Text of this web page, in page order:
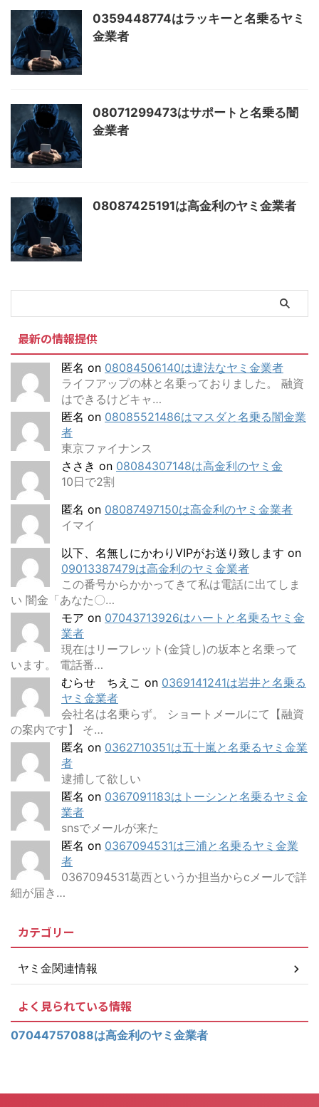
0359448774はラッキーと名乗るヤミ
金業者
08071299473はサポートと名乗る闇
金業者
08087425191は高金利のヤミ金業者
最新の情報提供
匿名 on 08084506140は違法なヤミ金業者
ライフアップの林と名乗っておりました。 融資
はできるけどキャ…
匿名 on 08085521486はマスダと名乗る闇金業
者
東京ファイナンス
ささき on 08084307148は高金利のヤミ金
10日で2割
匿名 on 08087497150は高金利のヤミ金業者
イマイ
以下、名無しにかわりVIPがお送り致します on
09013387479は高金利のヤミ金業者
この番号からかかってきて私は電話に出てしま
い 闇金「あなた〇…
モア on 07043713926はハートと名乗るヤミ金
業者
現在はリーフレット(金貸し)の坂本と名乗って
います。 電話番…
むらせ ちえこ on 0369141241は岩井と名乗る
ヤミ金業者
会社名は名乗らず。 ショートメールにて【融資
の案内です】 そ…
匿名 on 0362710351は五十嵐と名乗るヤミ金業
者
逮捕して欲しい
匿名 on 0367091183はトーシンと名乗るヤミ金
業者
snsでメールが来た
匿名 on 0367094531は三浦と名乗るヤミ金業
者
0367094531葛西というか担当からcメールで詳
細が届き…
カテゴリー
ヤミ金関連情報
よく見られている情報
07044757088は高金利のヤミ金業者